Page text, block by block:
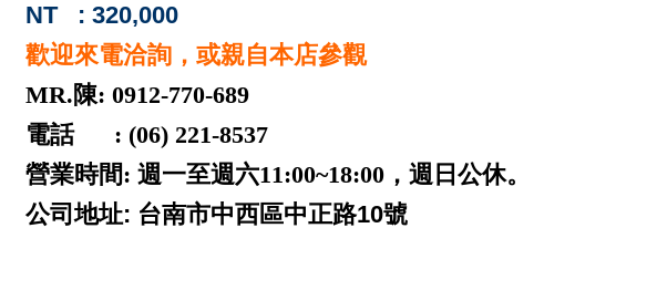
NT : 320,000
歡迎來電洽詢，或親自本店參觀
MR.陳: 0912-770-689
電話 : (06) 221-8537
營業時間: 週一至週六11:00~18:00，週日公休。
公司地址: 台南市中西區中正路10號